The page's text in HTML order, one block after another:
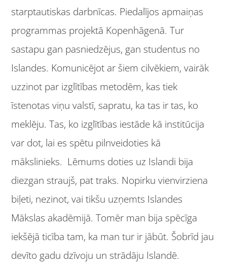
starptautiskas darbnīcas. Piedalījos apmaiņas
programmas projektā Kopenhāgenā. Tur
sastapu gan pasniedzējus, gan studentus no
Islandes. Komunicējot ar šiem cilvēkiem, vairāk
uzzinot par izglītības metodēm, kas tiek
īstenotas viņu valstī, sapratu, ka tas ir tas, ko
meklēju. Tas, ko izglītības iestāde kā institūcija
var dot, lai es spētu pilnveidoties kā
mākslinieks. Lēmums doties uz Islandi bija
diezgan straujš, pat traks. Nopirku vienvirziena
biļeti, nezinot, vai tikšu uzņemts Islandes
Mākslas akadēmijā. Tomēr man bija spēcīga
iekšējā ticība tam, ka man tur ir jābūt. Šobrīd jau
devīto gadu dzīvoju un strādāju Islandē.